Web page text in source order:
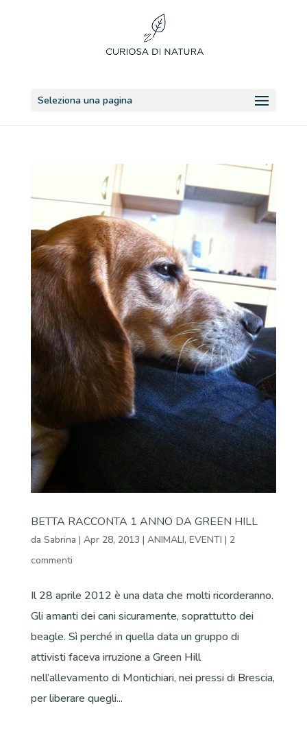
Seleziona una pagina
BETTA RACCONTA 1 ANNO DA GREEN HILL
da Sabrina | Apr 28, 2013 | ANIMALI, EVENTI | 2
commenti
Il 28 aprile 2012 è una data che molti ricorderanno.
Gli amanti dei cani sicuramente, soprattutto dei
beagle. Sì perché in quella data un gruppo di
attivisti faceva irruzione a Green Hill
nell’allevamento di Montichiari, nei pressi di Brescia,
per liberare quegli...